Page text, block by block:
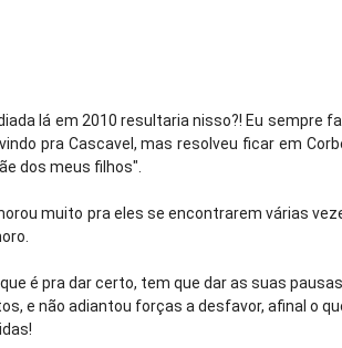
lá em 2010 resultaria nisso?! Eu sempre
pra Cascavel, mas resolveu ficar em
dos meus filhos".
muito pra eles se encontrarem várias
é pra dar certo, tem que dar as suas
e não adiantou forças a desfavor, afinal o